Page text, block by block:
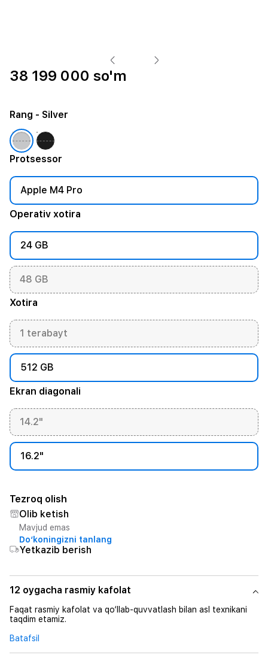
38 199 000 so'm
Protsessor
Apple M4 Pro
Operativ xotira
24 GB
48 GB
Xotira
1 terabayt
512 GB
Ekran diagonali
14.2"
16.2"
Rang - Silver
Tezroq olish
Olib ketish
Mavjud emas
Do‘koningizni tanlang
Yetkazib berish
12 oygacha rasmiy kafolat
Faqat rasmiy kafolat va qo‘llab-quvvatlash bilan asl texnikani
taqdim etamiz.
Batafsil